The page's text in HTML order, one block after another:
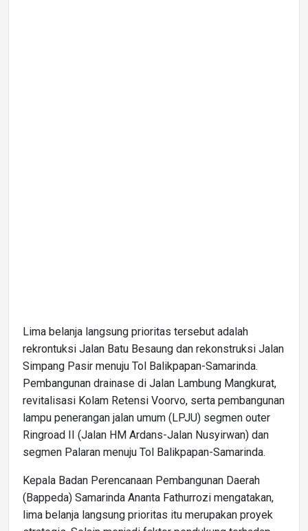
Lima belanja langsung prioritas tersebut adalah
rekrontuksi Jalan Batu Besaung dan rekonstruksi Jalan
Simpang Pasir menuju Tol Balikpapan-Samarinda.
Pembangunan drainase di Jalan Lambung Mangkurat,
revitalisasi Kolam Retensi Voorvo, serta pembangunan
lampu penerangan jalan umum (LPJU) segmen outer
Ringroad II (Jalan HM Ardans-Jalan Nusyirwan) dan
segmen Palaran menuju Tol Balikpapan-Samarinda.
Kepala Badan Perencanaan Pembangunan Daerah
(Bappeda) Samarinda Ananta Fathurrozi mengatakan,
lima belanja langsung prioritas itu merupakan proyek